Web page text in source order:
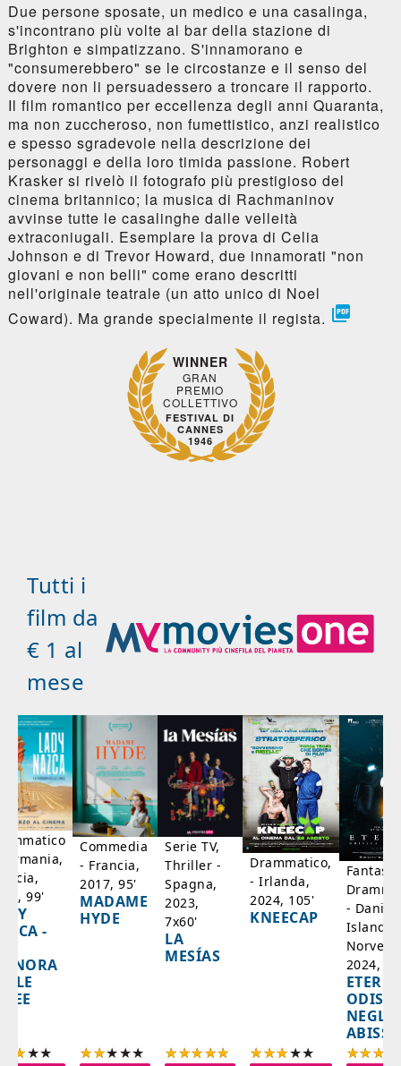
Due persone sposate, un medico e una casalinga,
s'incontrano più volte al bar della stazione di
Brighton e simpatizzano. S'innamorano e
"consumerebbero" se le circostanze e il senso del
dovere non li persuadessero a troncare il rapporto.
Il film romantico per eccellenza degli anni Quaranta,
ma non zuccheroso, non fumettistico, anzi realistico
e spesso sgradevole nella descrizione dei
personaggi e della loro timida passione. Robert
Krasker si rivelò il fotografo più prestigioso del
cinema britannico; la musica di Rachmaninov
avvinse tutte le casalinghe dalle velleità
extraconiugali. Esemplare la prova di Celia
Johnson e di Trevor Howard, due innamorati "non
giovani e non belli" come erano descritti
nell'originale teatrale (un atto unico di Noel
Coward). Ma grande specialmente il regista. 
WINNER
GRAN
PREMIO
COLLETTIVO
FESTIVAL DI
CANNES
1946
Tutti i
film da
€ 1 al
mese
99'
-
Commedia
- Francia,
2017, 95'
MADAME
HYDE
Serie TV,
Thriller -
Spagna,
2023,
7x60'
LA
MESÍAS
Drammatico,
- Irlanda,
2024, 105'
KNEECAP
-
Islanda,
2024,
NEGLI
ABISSI